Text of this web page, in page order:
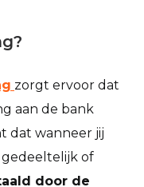
zorgt ervoor dat
aan de bank
dat wanneer jij
of
door de